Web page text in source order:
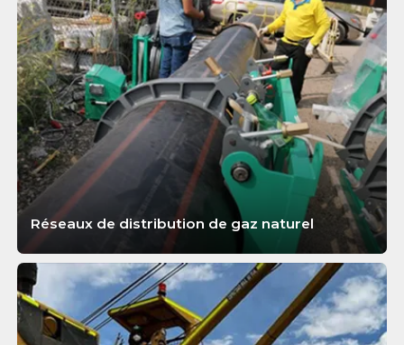
Réseaux de distribution de gaz naturel
APPRENDRE ENCORE PLUS